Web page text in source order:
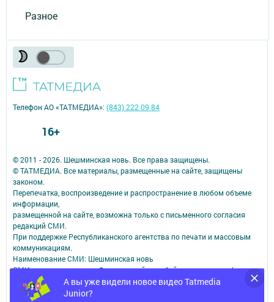
Разное
А вы уже видели новое видео Tatmedia
Junior?
© 2011 - 2026. Шешминская новь. Все права защищены.
© ТАТМЕДИА. Все материалы, размещенные на сайте, защищены
законом.
Перепечатка, воспроизведение и распространение в любом объеме
информации,
размещенной на сайте, возможна только с письменного согласия
редакций СМИ.
При поддержке Республиканского агентства по печати и массовым
коммуникациям.
Наименование СМИ: Шешминская новь
СМИ зарегистрировано Федеральной службой по надзору в сфере
связи,
информационных технологий и массовых коммуникаций
Телефон АО «ТАТМЕДИА»:(843) 222 09 84
16+